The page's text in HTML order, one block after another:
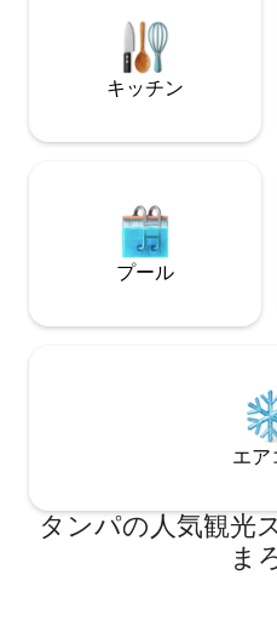
ーヒーメーカーをご用意して
にはバスがいます。釣り竿/タ
クスをご用意しています。カ
ヌーをレンタルできます。犬
す。
キッチン
プール
エア
タンパの人気観光
ま